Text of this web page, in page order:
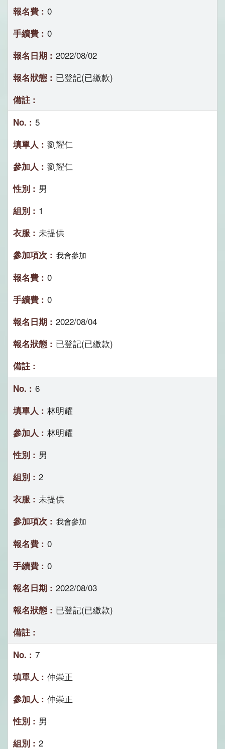
0
0
2022/08/02
已登記(已繳款)
5
劉耀仁
劉耀仁
男
1
未提供
我會參加
0
0
2022/08/04
已登記(已繳款)
6
林明耀
林明耀
男
2
未提供
我會參加
0
0
2022/08/03
已登記(已繳款)
7
仲崇正
仲崇正
男
2